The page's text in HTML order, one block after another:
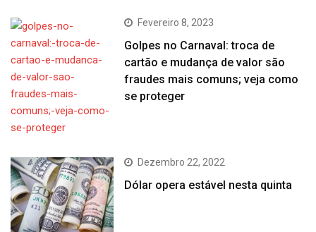
Fevereiro 8, 2023
Golpes no Carnaval: troca de
cartão e mudança de valor são
fraudes mais comuns; veja como
se proteger
Dezembro 22, 2022
Dólar opera estável nesta quinta